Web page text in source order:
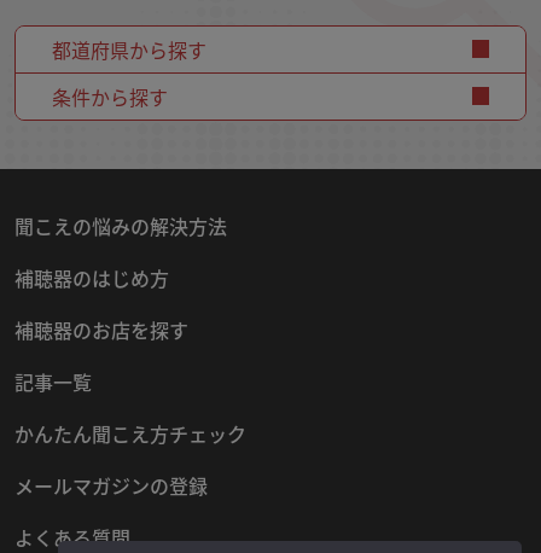
都道府県から探す
条件から探す
聞こえの悩みの解決方法
補聴器のはじめ方
補聴器のお店を探す
記事一覧
かんたん聞こえ方チェック
メールマガジンの登録
よくある質問